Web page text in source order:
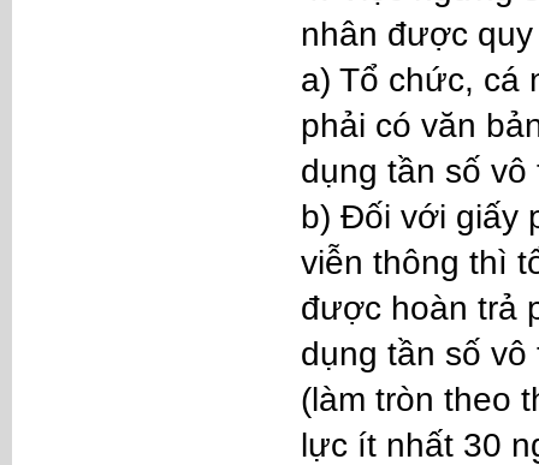
nhân được
a) Tổ chức, cá
phải có văn
dụng tần số vô
b) Đối với giấy
viễn thông thì
được hoàn trả
dụng tần số
(làm tròn theo
lực ít nhất 30